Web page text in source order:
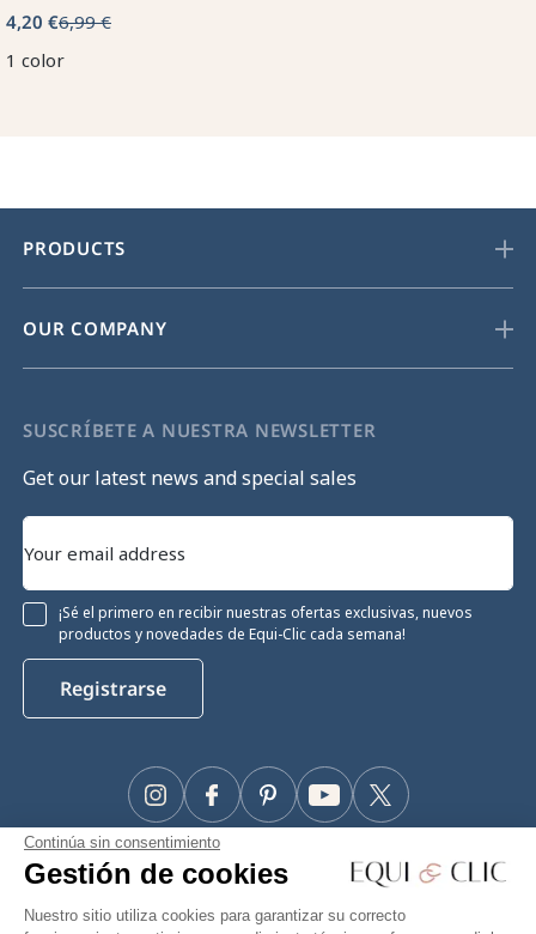
Continúa sin consentimiento
Gestión de cookies
Nuestro sitio utiliza cookies para garantizar su correcto
4,20 €6,99 €
1 color
PRODUCTS
OUR COMPANY
SUSCRÍBETE A NUESTRA NEWSLETTER
Get our latest news and special sales
¡Sé el primero en recibir nuestras ofertas exclusivas, nuevos
productos y novedades de Equi-Clic cada semana!
Registrarse
Facebook Twitter
YouTube
Pinterest
Instagram
#Makeyourhorseapriority
🫶